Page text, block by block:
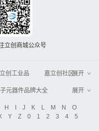
立创商城公众号
立创工业品
嘉立创社区
立创PCB
嘉立创FA
展开
元器件品牌大全
设备
电子工程网
电子展
展开
H I J K L M N
O
Y Z 0 1 2 3 4
5